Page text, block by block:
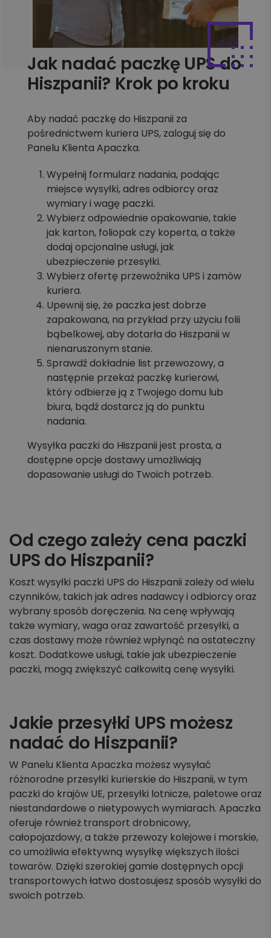
Jak nadać paczkę UPS do
Hiszpanii? Krok po kroku
Aby nadać paczkę do Hiszpanii za
pośrednictwem kuriera UPS, zaloguj się do
Panelu Klienta Apaczka.
Wypełnij formularz nadania, podając
miejsce wysyłki, adres odbiorcy oraz
wymiary i wagę paczki.
Wybierz odpowiednie opakowanie, takie
jak karton, foliopak czy koperta, a także
dodaj opcjonalne usługi, jak
ubezpieczenie przesyłki.
Wybierz ofertę przewoźnika UPS i zamów
kuriera.
Upewnij się, że paczka jest dobrze
zapakowana, na przykład przy użyciu folii
bąbelkowej, aby dotarła do Hiszpanii w
nienaruszonym stanie.
Sprawdź dokładnie list przewozowy, a
następnie przekaż paczkę kurierowi,
który odbierze ją z Twojego domu lub
biura, bądź dostarcz ją do punktu
nadania.
Wysyłka paczki do Hiszpanii jest prosta, a
dostępne opcje dostawy umożliwiają
dopasowanie usługi do Twoich potrzeb.
Od czego zależy cena paczki
UPS do Hiszpanii?
Koszt wysyłki paczki UPS do Hiszpanii zależy od wielu
czynników, takich jak adres nadawcy i odbiorcy oraz
wybrany sposób doręczenia. Na cenę wpływają
także wymiary, waga oraz zawartość przesyłki, a
czas dostawy może również wpłynąć na ostateczny
koszt. Dodatkowe usługi, takie jak ubezpieczenie
paczki, mogą zwiększyć całkowitą cenę wysyłki.
Jakie przesyłki UPS możesz
nadać do Hiszpanii?
W Panelu Klienta Apaczka możesz wysyłać
różnorodne przesyłki kurierskie do Hiszpanii, w tym
paczki do krajów UE, przesyłki lotnicze, paletowe oraz
niestandardowe o nietypowych wymiarach. Apaczka
oferuje również transport drobnicowy,
całopojazdowy, a także przewozy kolejowe i morskie,
co umożliwia efektywną wysyłkę większych ilości
towarów. Dzięki szerokiej gamie dostępnych opcji
transportowych łatwo dostosujesz sposób wysyłki do
swoich potrzeb.